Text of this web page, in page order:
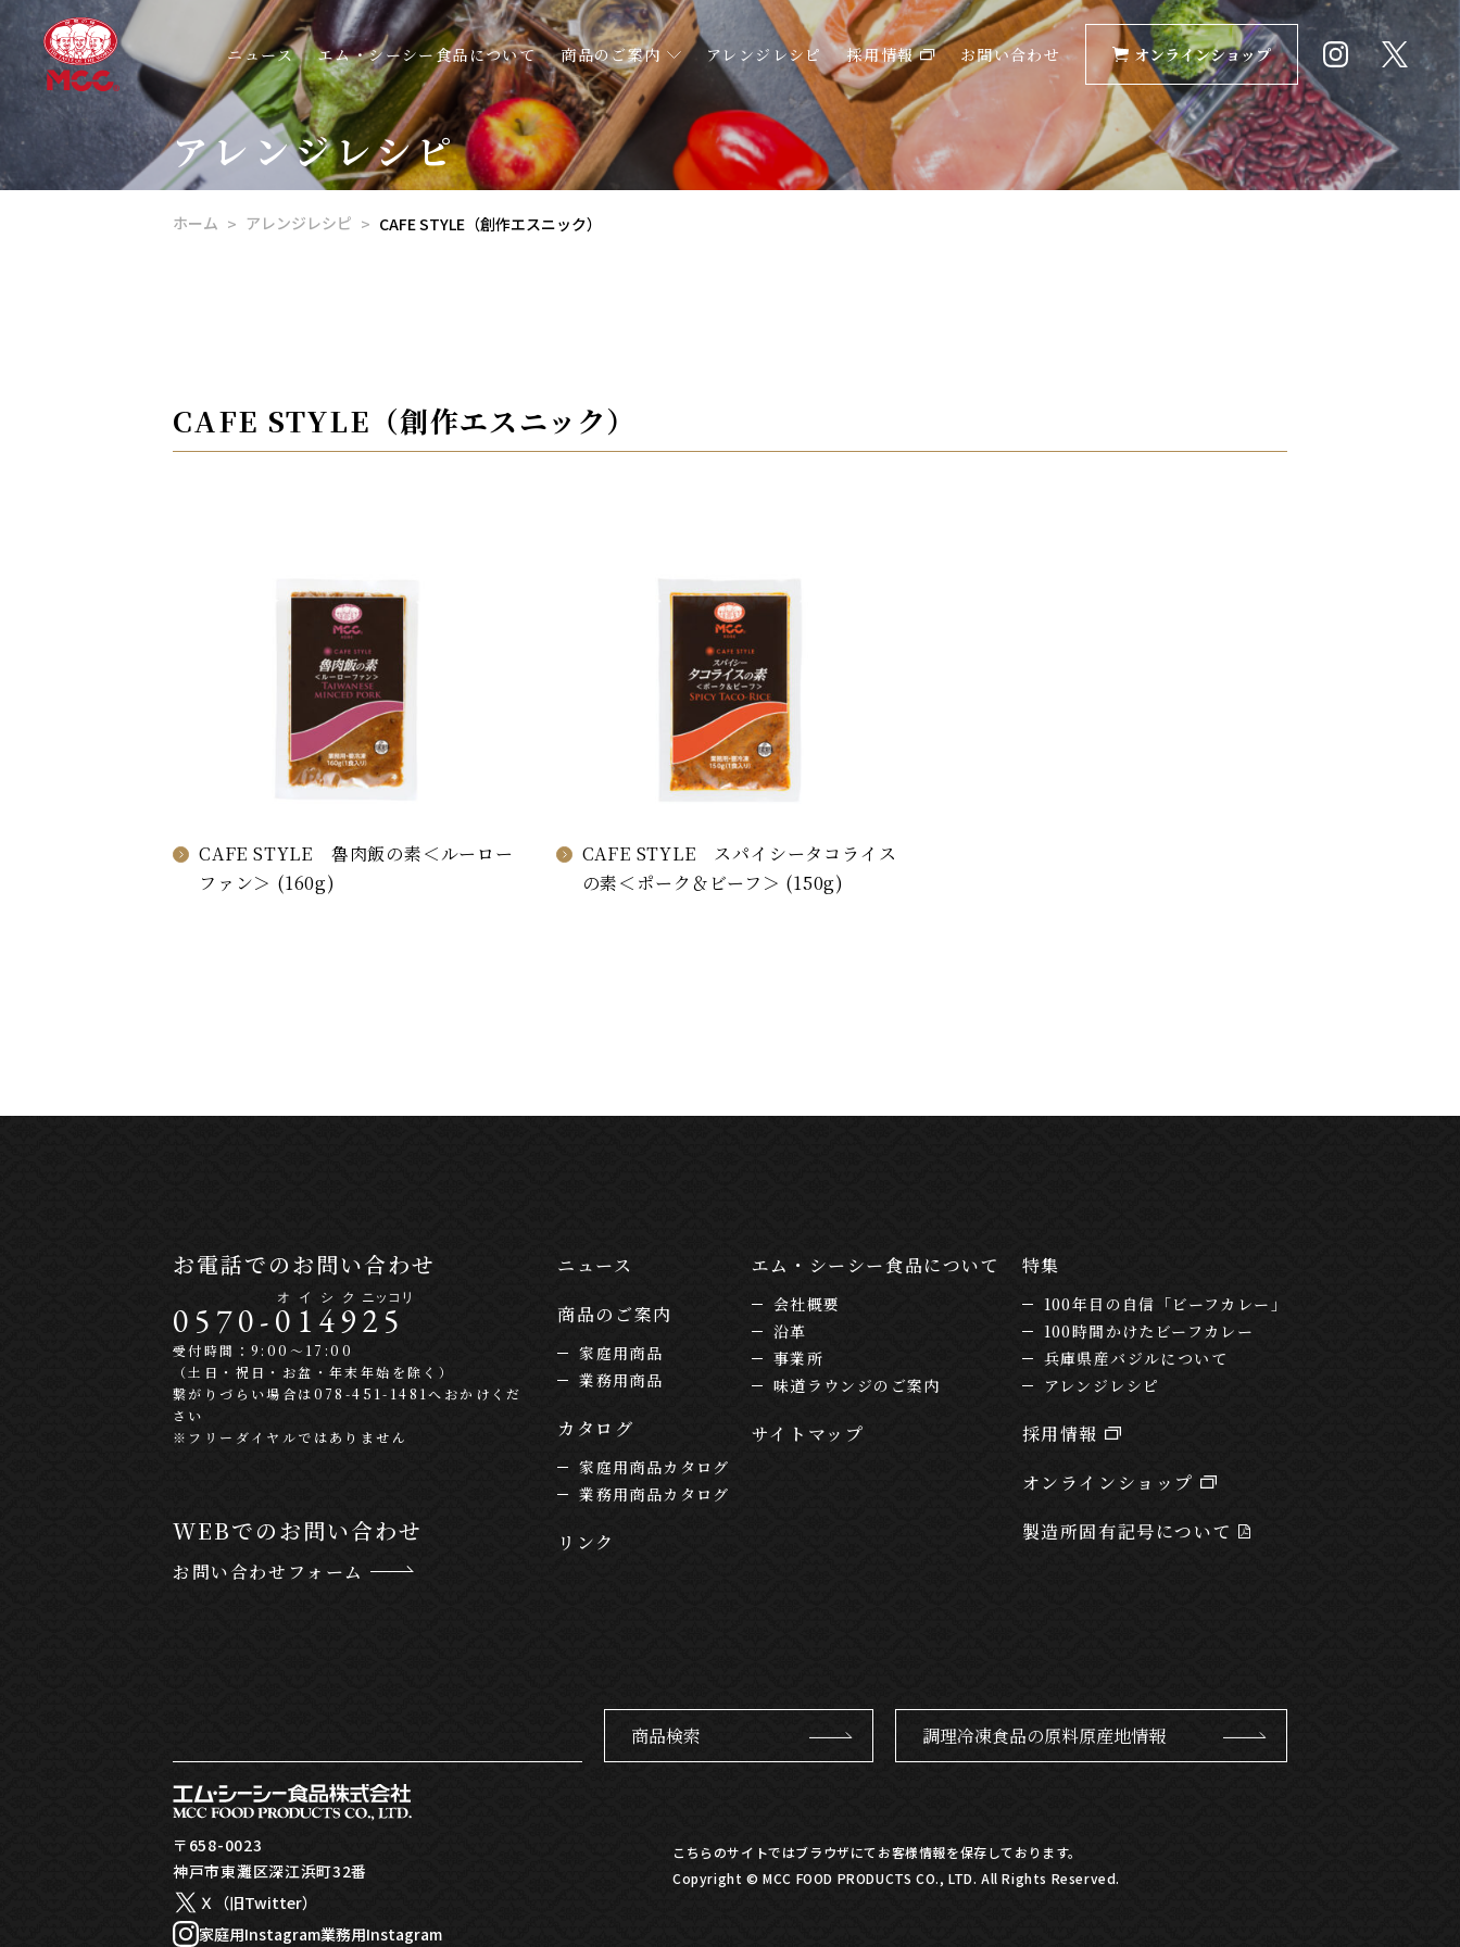
ニュース エム・シーシー食品について 商品のご案内 アレンジレシピ 採用情報 お問い合わせ オンラインショップ
アレンジレシピ
ホーム アレンジレシピ CAFE STYLE（創作エスニック）
CAFE STYLE（創作エスニック）
CAFE STYLE 魯肉飯の素＜ルーロー
ファン＞ (160g)
CAFE STYLE スパイシータコライス
の素＜ポーク＆ビーフ＞ (150g)
お電話でのお問い合わせ
0570-0 1 4925
受付時間：9:00〜17:00
（土日・祝日・お盆・年末年始を除く）
繋がりづらい場合は078-451-1481へおかけくだ
さい
※フリーダイヤルではありません
WEBでのお問い合わせ
お問い合わせフォーム
ニュース
商品のご案内
家庭用商品
業務用商品
カタログ
家庭用商品カタログ
業務用商品カタログ
リンク
エム・シーシー食品について
会社概要
沿革
事業所
味道ラウンジのご案内
サイトマップ
特集
100年目の自信「ビーフカレー」
100時間かけたビーフカレー
兵庫県産バジルについて
アレンジレシピ
採用情報
オンラインショップ
製造所固有記号について
商品検索 調理冷凍食品の原料原産地情報
〒658-0023
神戸市東灘区深江浜町32番
Ｘ（旧Twitter）
家庭用Instagram業務用Instagram
こちらのサイトではブラウザにてお客様情報を保存しております。
Copyright © MCC FOOD PRODUCTS CO., LTD. All Rights Reserved.